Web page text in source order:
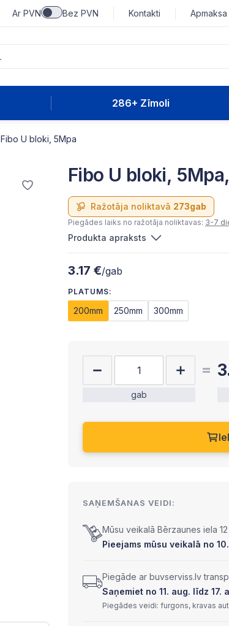
Ar PVN Bez PVN Kontakti Apmaksa
286+ Zīmoli
Fibo U bloki, 5Mpa
Fibo U bloki,
Ražotāja noliktavā 273gab
Piegādes laiks no ražotāja noliktavas: 3-7
Produkta apraksts
3.17 €/gab
PLATUMS:
200mm 250mm 300mm
gab
SAŅEMŠANAS VEIDI:
Mūsu veikalā Bērzaunes iela 12
Pieejams mūsu veikalā no
Piegāde ar buvserviss.lv
Saņemiet no 11. aug. līdz 17.
Piegādes veidi: furgons, kravas